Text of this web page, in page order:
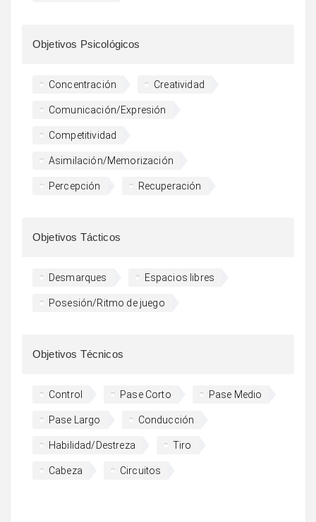
Objetivos Psicológicos
Concentración Creatividad
Comunicación/Expresión
Competitividad
Asimilación/Memorización
Percepción Recuperación
Objetivos Tácticos
Desmarques Espacios libres
Posesión/Ritmo de juego
Objetivos Técnicos
Control Pase Corto Pase Medio
Pase Largo Conducción
Habilidad/Destreza Tiro
Cabeza Circuitos